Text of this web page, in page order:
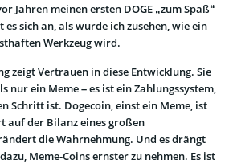
Jahren meinen ersten DOGE „zum Spaß“
sich an, als würde ich zusehen, wie ein
Werkzeug wird.
zeigt Vertrauen in diese Entwicklung. Sie
nur ein Meme – es ist ein Zahlungssystem,
Schritt ist. Dogecoin, einst ein Meme, ist
auf der Bilanz eines großen
die Wahrnehmung. Und es drängt
Meme-Coins ernster zu nehmen. Es ist